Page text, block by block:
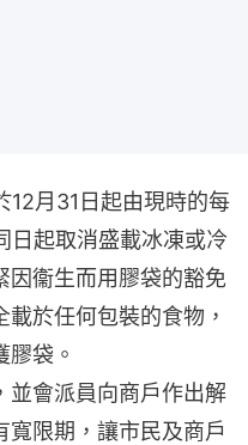
12月31日起由現時的每
日起取消盛載冰凍或冷
因衞生而用膠袋的豁免
於任何包裝的食物，
袋。
並會派員向商戶作出解
限期，讓市民及商戶